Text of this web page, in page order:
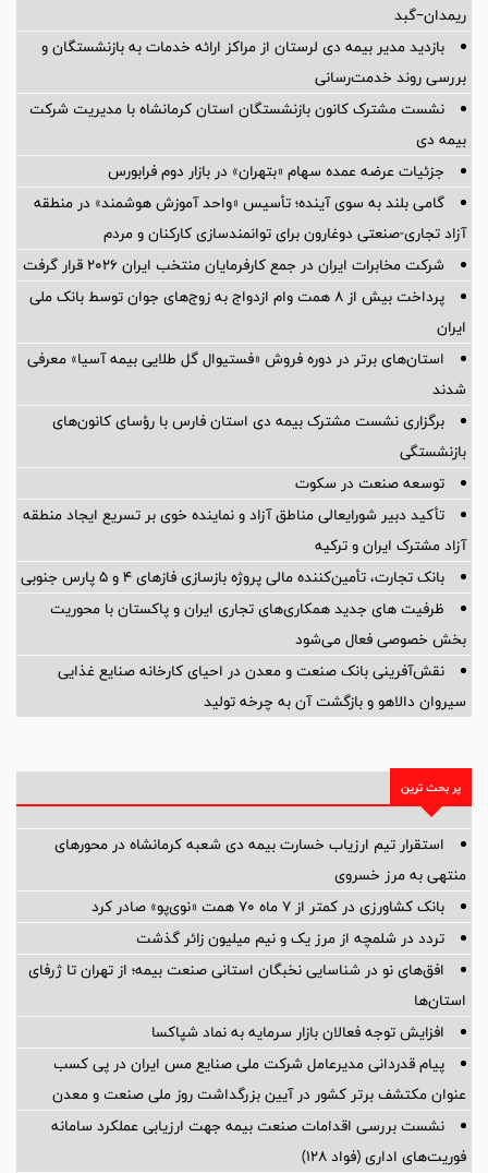
ریمدان–گبد
بازدید مدیر بیمه دی لرستان از مراکز ارائه خدمات به بازنشستگان و
بررسی روند خدمت‌رسانی
نشست مشترک کانون بازنشستگان استان کرمانشاه با مدیریت شرکت
بیمه دی
جزئیات عرضه عمده سهام «بتهران» در بازار دوم فرابورس
گامی بلند به سوی آینده؛ تأسیس «واحد آموزش هوشمند» در منطقه
آزاد تجاری-صنعتی دوغارون برای توانمندسازی کارکنان و مردم
شرکت مخابرات ایران در جمع کارفرمایان منتخب ایران ۲۰۲۶ قرار گرفت
پرداخت بیش از ۸ همت وام ازدواج به زوج‌های جوان توسط بانک ملی
ایران
استان‌های برتر در دوره فروش «فستیوال گل طلایی بیمه آسیا» معرفی
شدند
برگزاری نشست مشترک بیمه دی استان فارس با رؤسای کانون‌های
بازنشستگی
توسعه صنعت در سکوت
تأکید دبیر شورایعالی مناطق آزاد و نماینده خوی بر تسریع ایجاد منطقه
آزاد مشترک ایران و ترکیه
بانک تجارت، تأمین‌کننده مالی پروژه بازسازی فازهای ۴ و ۵ پارس جنوبی
ظرفیت های جدید همکاری‌های تجاری ایران و پاکستان با محوریت
بخش خصوصی فعال می‌شود
نقش‌آفرینی بانک صنعت و معدن در احیای کارخانه صنایع غذایی
سیروان دالاهو و بازگشت آن به چرخه تولید
پر بحث ترین
استقرار تیم ارزیاب خسارت بیمه دی شعبه کرمانشاه در محورهای
منتهی به مرز خسروی
بانک کشاورزی در کمتر از ۷ ماه ۷۰ همت «نوی‌پو» صادر کرد
تردد در شلمچه از مرز یک و نیم میلیون زائر گذشت
افق‌های نو در شناسایی نخبگان استانی صنعت بیمه؛ از تهران تا ژرفای
استان‌ها
افزایش توجه فعالان بازار سرمایه به نماد شپاکسا
پیام قدردانی مدیرعامل شرکت ملی صنایع مس ایران در پی کسب
عنوان مکتشف برتر کشور در آیین بزرگداشت روز ملی صنعت و معدن
نشست بررسی اقدامات صنعت بیمه جهت ارزیابی عملکرد سامانه
فوریت‌های اداری (فواد ۱۲۸)